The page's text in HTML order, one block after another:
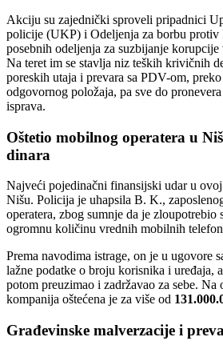
Akciju su zajednički sproveli pripadnici
policije (UKP) i Odeljenja za borbu protiv
posebnih odeljenja za suzbijanje
Na teret im se stavlja niz teških krivičnih
poreskih utaja i prevara sa PDV-om,
odgovornog položaja, pa sve do
isprava.
Oštetio mobilnog operatera u
dinara
Najveći pojedinačni finansijski udar u ovoj
Nišu. Policija je uhapsila B. K.,
operatera, zbog sumnje da je
ogromnu količinu vrednih mobilnih
Prema navodima istrage, on je u ugovore
lažne podatke o broju korisnika i uređaja,
potom preuzimao i zadržavao za sebe. Na
kompanija oštećena je za više od
Građevinske malverzacije i